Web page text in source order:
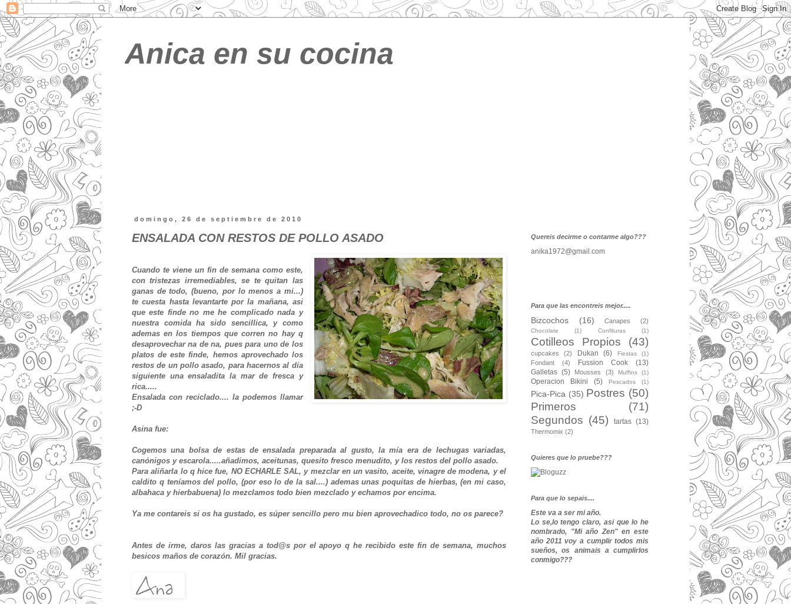
Anica en su cocina
domingo, 26 de septiembre de 2010
ENSALADA CON RESTOS DE POLLO ASADO
Cuando te viene un fin de semana como este,
con tristezas irremediables, se te quitan las
ganas de todo, (bueno, por lo menos a mi...)
te cuesta hasta levantarte por la mañana, asi
que este finde no me he complicado nada y
nuestra comida ha sido sencillica, y como
ademas en los tiempos que corren no hay q
desaprovechar na de na, pues para uno de los
platos de este finde, hemos aprovechado los
restos de un pollo asado, para hacernos al día
siguiente una ensaladita la mar de fresca y
rica.....
Ensalada con reciclado.... la podemos llamar
;-D
Asina fue:
Cogemos una bolsa de estas de ensalada preparada al gusto, la mía era de lechugas variadas,
canónigos y escarola.....añadimos, aceitunas, quesito fresco menudito, y los restos del pollo asado.
Para aliñarla lo q hice fue, NO ECHARLE SAL, y mezclar en un vasito, aceite, vinagre de modena, y el
caldito q teníamos del pollo, (por eso lo de la sal....) ademas unas poquitas de hierbas, (en mi caso,
albahaca y hierbabuena) lo mezclamos todo bien mezclado y echamos por encima.
Ya me contareis si os ha gustado, es súper sencillo pero mu bien aprovechadico todo, no os parece?
Antes de irme, daros las gracias a tod@s por el apoyo q he recibido este fin de semana, muchos
besicos maños de corazón. Mil gracias.
Quereis decirme o contarme algo???
anika1972@gmail.com
Para que las encontreis mejor.....
Bizcochos (16) Canapes (2)
Chocolate (1) Confituras (1)
Cotilleos Propios (43)
cupcakes (2) Dukan (6) Fiestas (1)
Fondant (4) Fussion Cook
(13)
Galletas (5) Mousses (3) Muffins (1)
Operacion Bikini (5) Pescados (1)
Pica-Pica (35) Postres (50)
Primeros
(71)
Segundos (45) tartas (13)
Thermomix (2)
Quieres que lo pruebe???
Para que lo sepais....
Este va a ser mi año.
Lo se,lo tengo claro, asi que lo he
nombrado, "Mi año Zen" en este
año 2011 voy a cumplir todos mis
sueños, os animais a cumplirlos
conmigo???